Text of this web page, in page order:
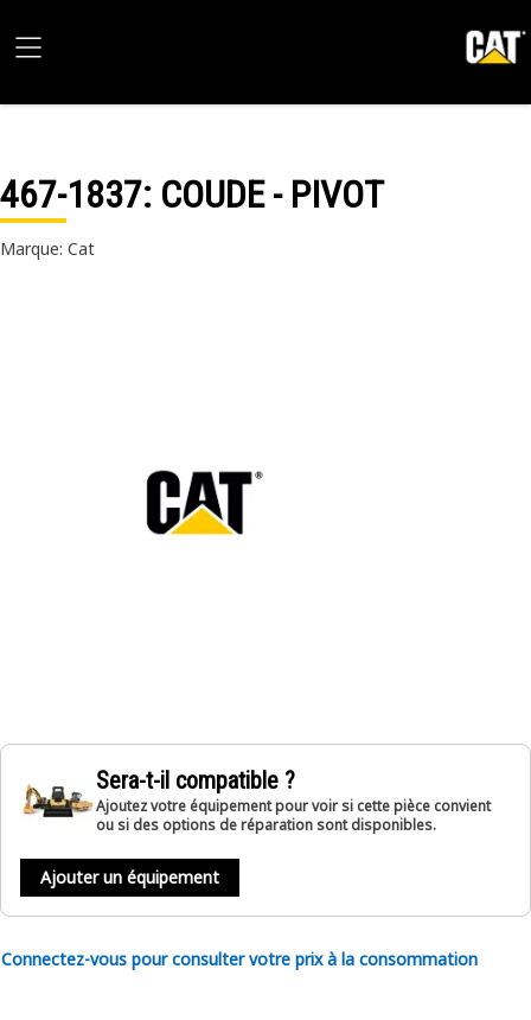
467-1837: COUDE - PIVOT
Marque: Cat
Sera-t-il compatible ?
Ajoutez votre équipement pour voir si cette pièce convient
ou si des options de réparation sont disponibles.
Ajouter un équipement
Connectez-vous pour consulter votre prix à la consommation